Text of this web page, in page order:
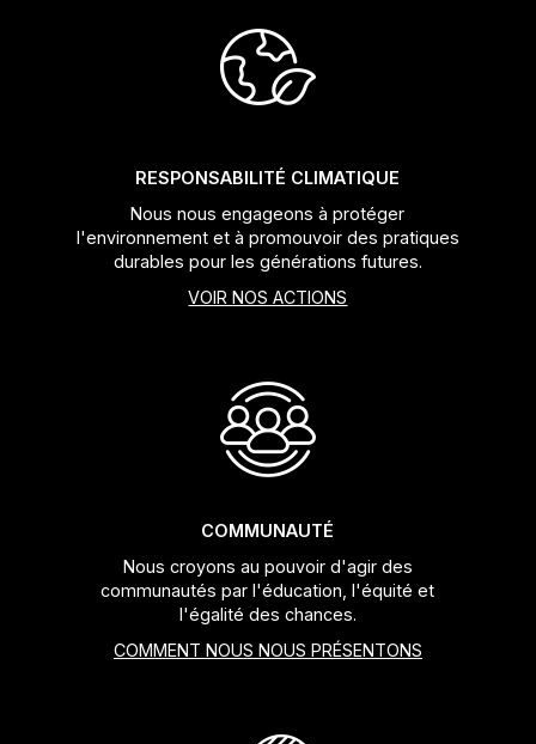
RESPONSABILITÉ CLIMATIQUE
Nous nous engageons à protéger
l'environnement et à promouvoir des pratiques
durables pour les générations futures.
VOIR NOS ACTIONS
COMMUNAUTÉ
Nous croyons au pouvoir d'agir des
communautés par l'éducation, l'équité et
l'égalité des chances.
COMMENT NOUS NOUS PRÉSENTONS
Guide Chaine